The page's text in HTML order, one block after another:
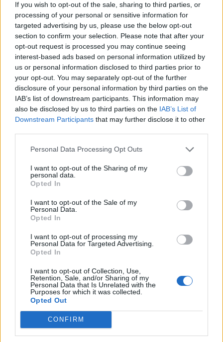
If you wish to opt-out of the sale, sharing to third parties, or
processing of your personal or sensitive information for
targeted advertising by us, please use the below opt-out
section to confirm your selection. Please note that after your
opt-out request is processed you may continue seeing
interest-based ads based on personal information utilized by
us or personal information disclosed to third parties prior to
your opt-out. You may separately opt-out of the further
disclosure of your personal information by third parties on the
IAB’s list of downstream participants. This information may
also be disclosed by us to third parties on the IAB’s List of
Downstream Participants that may further disclose it to other
Personal Data Processing Opt Outs
I want to opt-out of the Sharing of my
personal data.
Opted In
I want to opt-out of the Sale of my
Personal Data.
Opted In
I want to opt-out of processing my
Personal Data for Targeted Advertising.
Opted In
I want to opt-out of Collection, Use,
Retention, Sale, and/or Sharing of my
Personal Data that Is Unrelated with the
Purposes for which it was collected.
Opted Out
CONFIRM
cortisone, tout en respectant les peaux sensibles.
Article précédent
Pourquoi oublions-nous
vite les noms rencontrés
Article suivant
Démence : l’anxiété et la
confusion, les signes
précoces méconnus
Canicule : les conseils
essentiels des
cardiologues pour
éviter le danger
Santé
Éclipse du 12 août :
Santé
buccal